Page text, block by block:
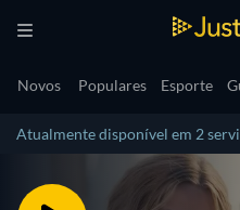
Novos Populares Esporte
Atualmente disponível em 2